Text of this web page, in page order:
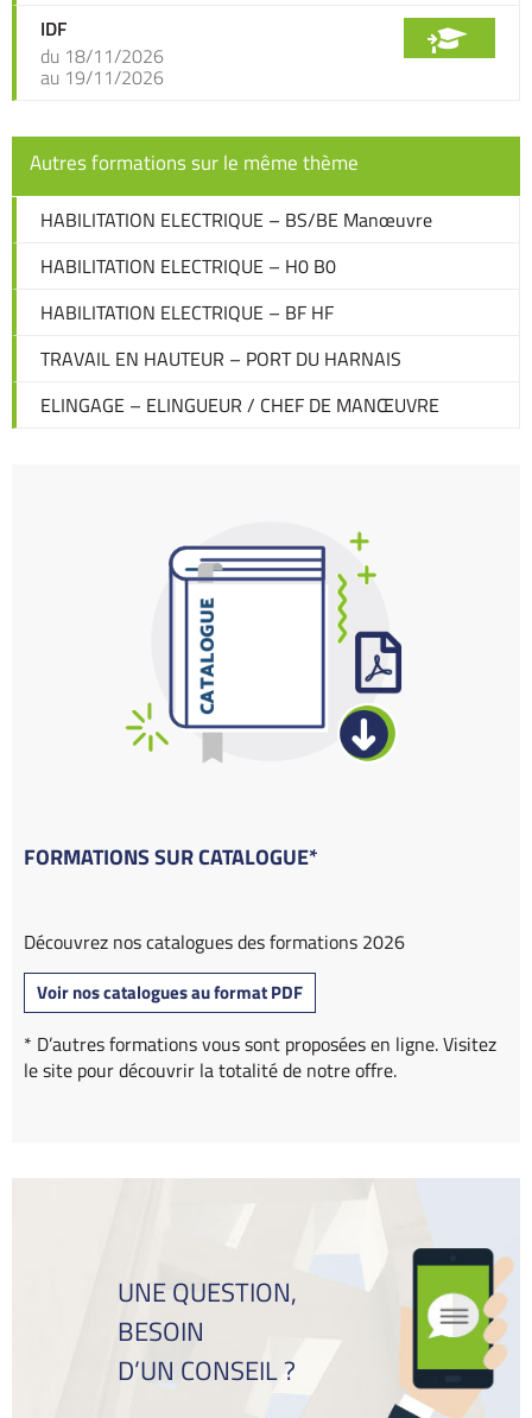
IDF
du 18/11/2026
au 19/11/2026
Autres formations sur le même thème
HABILITATION ELECTRIQUE – BS/BE Manœuvre
HABILITATION ELECTRIQUE – H0 B0
HABILITATION ELECTRIQUE – BF HF
TRAVAIL EN HAUTEUR – PORT DU HARNAIS
ELINGAGE – ELINGUEUR / CHEF DE MANŒUVRE
FORMATIONS SUR CATALOGUE*
Découvrez nos catalogues des formations 2026
Voir nos catalogues au format PDF
* D’autres formations vous sont proposées en ligne. Visitez
le site pour découvrir la totalité de notre offre.
UNE QUESTION,
BESOIN
D’UN CONSEIL ?